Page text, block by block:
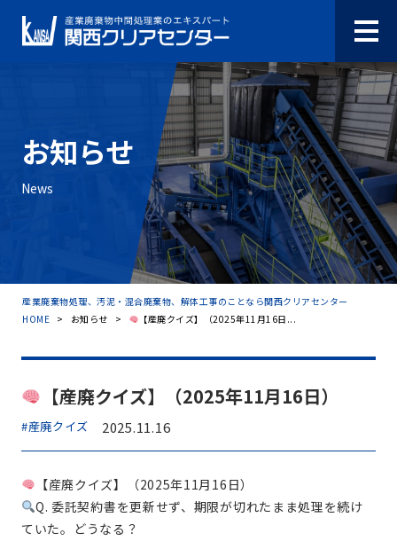
お知らせ
News
産業廃棄物処理、汚泥・混合廃棄物、解体工事のことなら関西クリアセンター
HOME > お知らせ > 【産廃クイズ】（2025年11月16日...
【産廃クイズ】（2025年11月16日）
#産廃クイズ 2025.11.16
【産廃クイズ】（2025年11月16日）
Q. 委託契約書を更新せず、期限が切れたまま処理を続け
ていた。どうなる？